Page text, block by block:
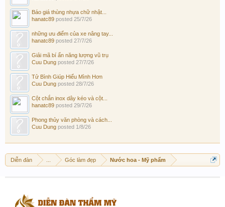
Báo giá thùng nhựa chữ nhật...
hanatc89 posted 25/7/26
những ưu điểm của xe nâng tay...
hanatc89 posted 27/7/26
Giải mã bí ẩn năng lượng vũ trụ
Cuu Dung posted 27/7/26
Tử Bình Giúp Hiểu Mình Hơn
Cuu Dung posted 28/7/26
Cột chắn inox dây kéo và cột...
hanatc89 posted 29/7/26
Phong thủy văn phòng và cách...
Cuu Dung posted 1/8/26
Diễn đàn ... Góc làm đẹp Nước hoa - Mỹ phẩm